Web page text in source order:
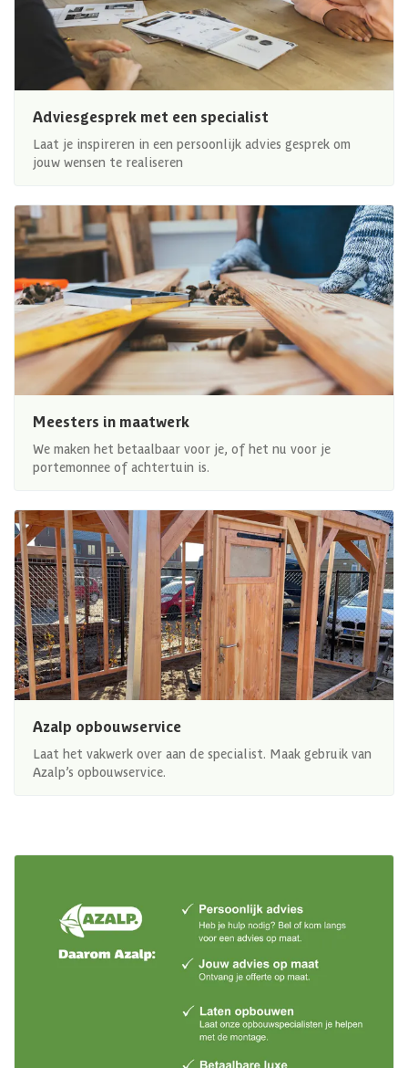
Adviesgesprek met een specialist
Laat je inspireren in een persoonlijk advies gesprek om
jouw wensen te realiseren
Meesters in maatwerk
We maken het betaalbaar voor je, of het nu voor je
portemonnee of achtertuin is.
Azalp opbouwservice
Laat het vakwerk over aan de specialist. Maak gebruik van
Azalp’s opbouwservice.